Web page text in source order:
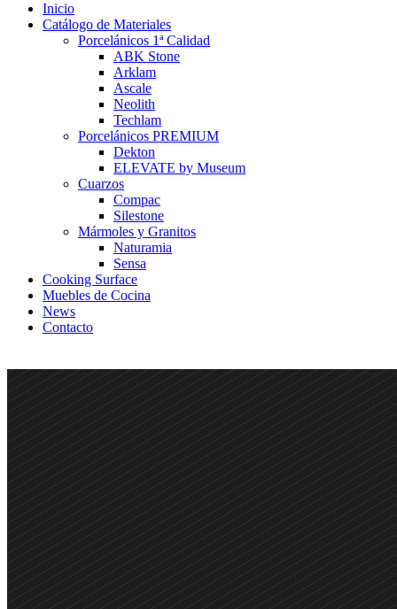
Inicio
Catálogo de Materiales
Porcelánicos 1ª Calidad
ABK Stone
Arklam
Ascale
Neolith
Techlam
Porcelánicos PREMIUM
Dekton
ELEVATE by Museum
Cuarzos
Compac
Silestone
Mármoles y Granitos
Naturamia
Sensa
Cooking Surface
Muebles de Cocina
News
Contacto